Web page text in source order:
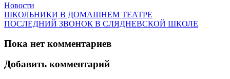
Новости
ШКОЛЬНИКИ В ДОМАШНЕМ ТЕАТРЕ
ПОСЛЕДНИЙ ЗВОНОК В СЛЯДНЕВСКОЙ ШКОЛЕ
Пока нет комментариев
Добавить комментарий